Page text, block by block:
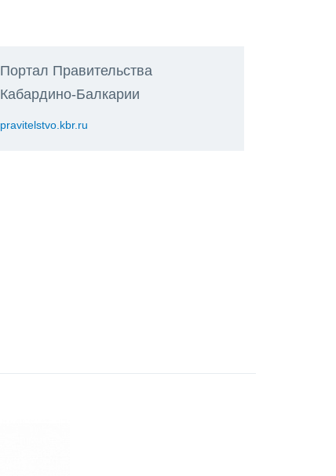
Портал Правительства
Кабардино-Балкарии
pravitelstvo.kbr.ru